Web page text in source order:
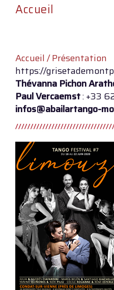
Accueil
Accueil / Présentation
https://
Thévanna Pichon
Paul Vercaemst: +33
infos@abailartango-